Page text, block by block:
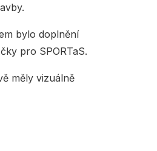
bylo doplnění
pro SPORTaS.
měly vizuálně